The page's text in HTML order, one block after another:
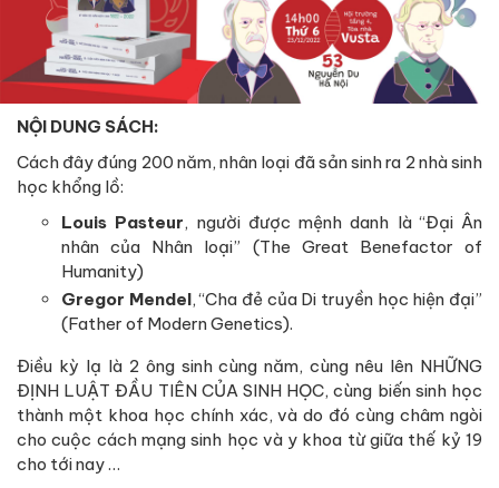
NỘI DUNG SÁCH:
Cách đây đúng 200 năm, nhân loại đã sản sinh ra 2 nhà sinh
học khổng lồ:
Louis Pasteur, người được mệnh danh là “Đại Ân
nhân của Nhân loại” (The Great Benefactor of
Humanity)
Gregor Mendel, “Cha đẻ của Di truyền học hiện đại”
(Father of Modern Genetics).
Điều kỳ lạ là 2 ông sinh cùng năm, cùng nêu lên NHỮNG
ĐỊNH LUẬT ĐẦU TIÊN CỦA SINH HỌC, cùng biến sinh học
thành một khoa học chính xác, và do đó cùng châm ngòi
cho cuộc cách mạng sinh học và y khoa từ giữa thế kỷ 19
cho tới nay …